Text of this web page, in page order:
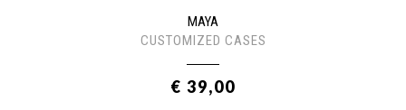
MAYA
CUSTOMIZED CASES
€ 39,00